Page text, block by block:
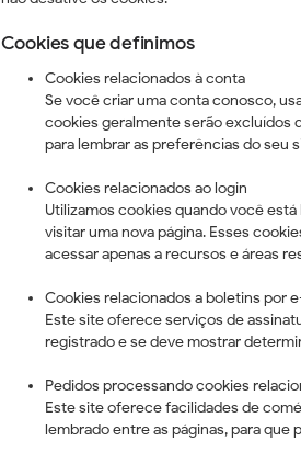
Cookies que definimos
Cookies relacionados à conta
Se você criar uma conta conosco,
cookies geralmente serão excluídos
para lembrar as preferências do seu
Cookies relacionados ao login
Utilizamos cookies quando você
visitar uma nova página. Esses
acessar apenas a recursos e áreas
Cookies relacionados a boletins por
Este site oferece serviços de
registrado e se deve mostrar
Pedidos processando cookies
Este site oferece facilidades de
lembrado entre as páginas, para